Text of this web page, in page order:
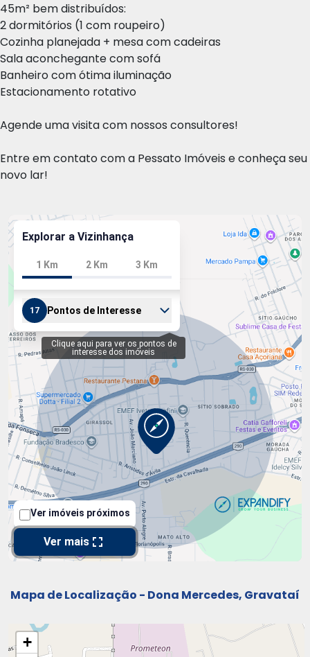
45m² bem distribuídos:
2 dormitórios (1 com roupeiro)
Cozinha planejada + mesa com cadeiras
Sala aconchegante com sofá
Banheiro com ótima iluminação
Estacionamento rotativo
Agende uma visita com nossos consultores!
Entre em contato com a Pessato Imóveis e conheça seu
novo lar!
Mapa de Localização - Dona Mercedes, Gravataí